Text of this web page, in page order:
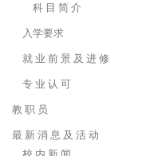
科 目 简 介
入学要求
就 业 前 景 及 进 修
专 业 认 可
教 职 员
最 新 消 息 及 活 动